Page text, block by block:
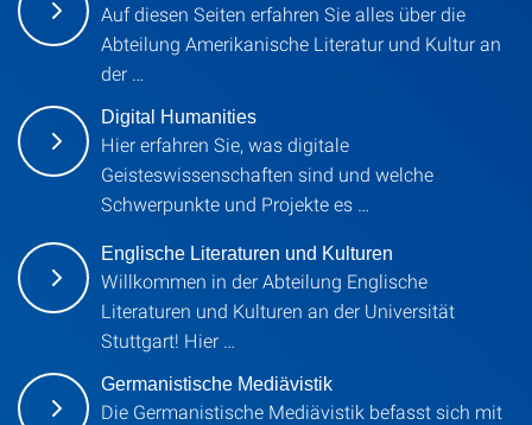
Auf diesen Seiten erfahren Sie alles über die
Abteilung Amerikanische Literatur und Kultur an
der …
Digital Humanities
Hier erfahren Sie, was digitale
Geisteswissenschaften sind und welche
Schwerpunkte und Projekte es …
Englische Literaturen und Kulturen
Willkommen in der Abteilung Englische
Literaturen und Kulturen an der Universität
Stuttgart! Hier …
Germanistische Mediävistik
Die Germanistische Mediävistik befasst sich mit